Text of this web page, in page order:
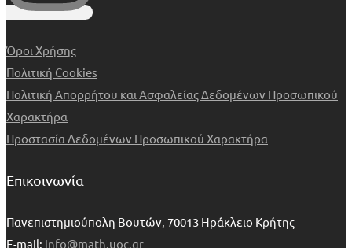
Όροι Χρήσης
Πολιτική Cookies
Πολιτική Απορρήτου και Ασφαλείας Δεδομένων Προσωπικού
Χαρακτήρα
Προστασία Δεδομένων Προσωπικού Χαρακτήρα
Επικοινωνία
Πανεπιστημιούπολη Βουτών, 70013 Ηράκλειο Κρήτης
E-mail: info@math.uoc.gr